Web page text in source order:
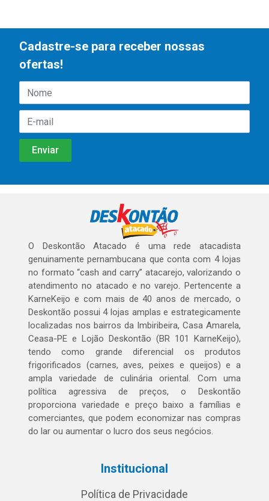
Cadastre-se para receber nossas
ofertas!
O Deskontão Atacado é uma rede atacadista
genuinamente pernambucana que conta com 4 lojas
no formato “cash and carry” atacarejo, valorizando o
atendimento no atacado e no varejo. Pertencente a
KarneKeijo e com mais de 40 anos de mercado, o
Deskontão possui 4 lojas amplas e estrategicamente
localizadas nos bairros da Imbiribeira, Casa Amarela,
Ceasa-PE e Lojão Deskontão (BR 101 KarneKeijo),
tendo como grande diferencial os produtos
frigorificados (carnes, aves, peixes e queijos) e a
ampla variedade de culinária oriental. Com uma
política agressiva de preços, o Deskontão
proporciona variedade e preço baixo a famílias e
comerciantes, que podem economizar nas compras
do lar ou aumentar o lucro dos seus negócios.
Institucional
Política de Privacidade